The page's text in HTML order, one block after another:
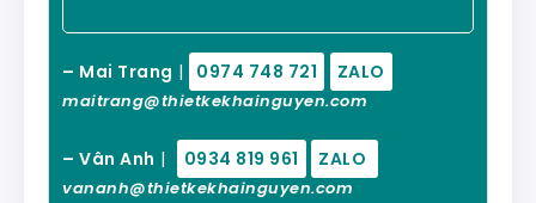
– Mai Trang | 0974 748 721 ZALO
maitrang@thietkekhainguyen.com
– Vân Anh | 0934 819 961 ZALO
vananh@thietkekhainguyen.com